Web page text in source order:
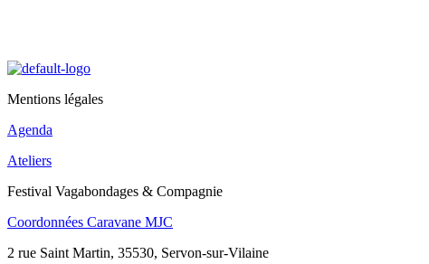
Mentions légales
Agenda
Ateliers
Festival Vagabondages & Compagnie
Coordonnées Caravane MJC
2 rue Saint Martin, 35530, Servon-sur-Vilaine